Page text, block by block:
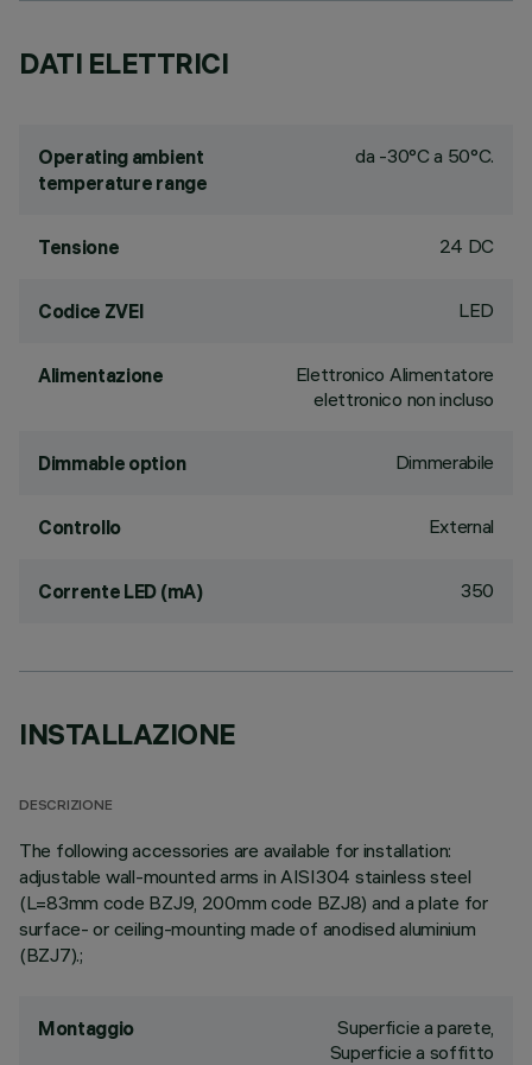
DATI ELETTRICI
Operating ambient
temperature range
da -30°C a 50°C.
Tensione 24 DC
Codice ZVEI LED
Alimentazione
Elettronico Alimentatore
elettronico non incluso
Dimmable option Dimmerabile
Controllo External
Corrente LED (mA) 350
INSTALLAZIONE
DESCRIZIONE
The following accessories are available for installation:
adjustable wall-mounted arms in AISI304 stainless steel
(L=83mm code BZJ9, 200mm code BZJ8) and a plate for
surface- or ceiling-mounting made of anodised aluminium
(BZJ7).;
Montaggio
Superficie a parete,
Superficie a soffitto